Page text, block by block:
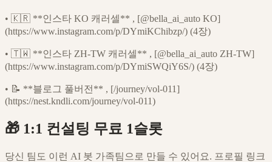
• 🇰🇷 **인스타 KO 캐러셀** , [@bella_ai_auto KO]
(https://www.instagram.com/p/DYmiKChibzp/) (4장)
• 🇹🇼 **인스타 ZH-TW 캐러셀** , [@bella_ai_auto ZH-TW]
(https://www.instagram.com/p/DYmiSWQiY6S/) (4장)
• 📝 **블로그 풀버전** , [/journey/vol-011]
(https://nest.kndli.com/journey/vol-011)
🎁 1:1 컨설팅 무료 1슬롯
당신 팀도 이런 AI 봇 가족팀으로 만들 수 있어요. 프로필 링크